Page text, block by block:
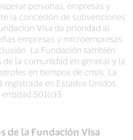
personas, empresas y
la concesión de subvenciones
Visa da prioridad al
empresas y microempresas
La Fundación también
de la comunidad en general y la
en tiempos de crisis. La
registrada en Estados Unidos
501(c)3.
de la Fundación Visa